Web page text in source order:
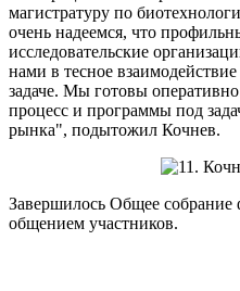
магистратуру по
очень надеемся, что
исследовательские
нами в тесное
задаче. Мы готовы
процесс и программы под
рынка", подытожил Кочнев.
Завершилось Общее
общением участников.